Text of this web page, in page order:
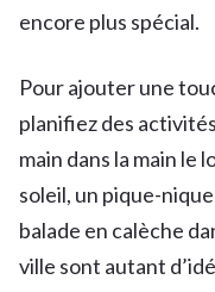
encore plus spécial.
Pour ajouter une
planifiez des
main dans la main le
soleil, un pique-
balade en calèche
ville sont autant